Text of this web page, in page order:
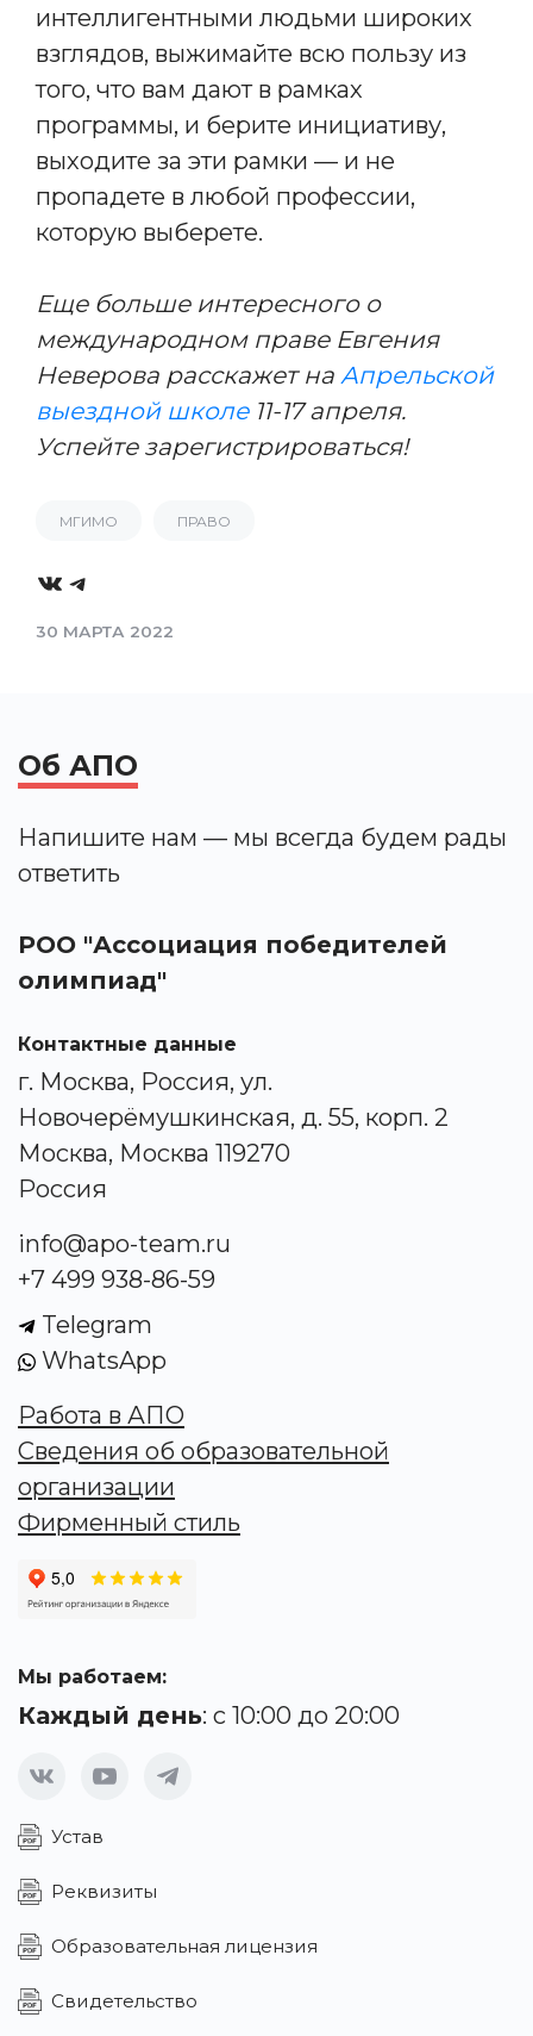
интеллигентными людьми широких
взглядов, выжимайте всю пользу из
того, что вам дают в рамках
программы, и берите инициативу,
выходите за эти рамки — и не
пропадете в любой профессии,
которую выберете.
Еще больше интересного о
международном праве Евгения
Неверова расскажет на Апрельской
выездной школе11-17 апреля.
Успейте зарегистрироваться!
МГИМО ПРАВО
VKTelegram
30 МАРТА 2022
Об АПО
Напишите нам — мы всегда будем рады
ответить
РОО "Ассоциация победителей
олимпиад"
Контактные данные
г. Москва, Россия, ул.
Новочерёмушкинская, д. 55, корп. 2
Москва, Москва 119270
Россия
info@apo-team.ru
+7 499 938-86-59
Telegram
WhatsApp
Работа в АПО
Сведения об образовательной
организации
Фирменный стиль
Мы работаем:
Каждый день: с 10:00 до 20:00
Устав
Реквизиты
Образовательная лицензия
Свидетельство